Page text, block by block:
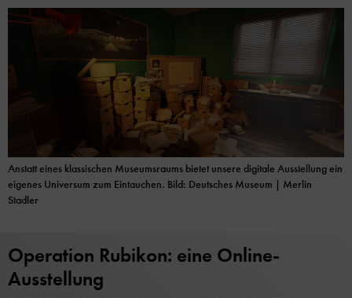
Anstatt eines klassischen Museumsraums bietet unsere digitale Ausstellung ein
eigenes Universum zum Eintauchen. Bild: Deutsches Museum | Merlin
Stadler
Operation Rubikon: eine Online-
Ausstellung